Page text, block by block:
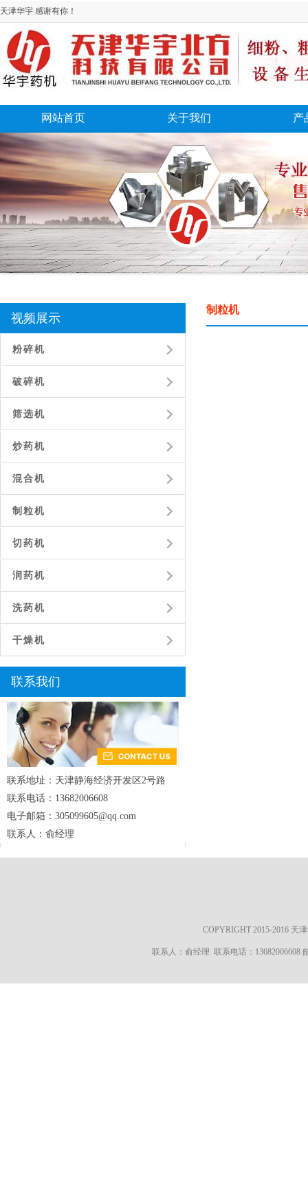
天津华宇 感谢有你！
网站首页 关于我们 产
视频展示
粉碎机
破碎机
筛选机
炒药机
混合机
制粒机
切药机
润药机
洗药机
干燥机
联系我们
联系地址：天津静海经济开发区2号路
联系电话：13682006608
电子邮箱：305099605@qq.com
联系人：俞经理
制粒机
COPYRIGHT 2015-2016 天
联系人：俞经理 联系电话：13682006608